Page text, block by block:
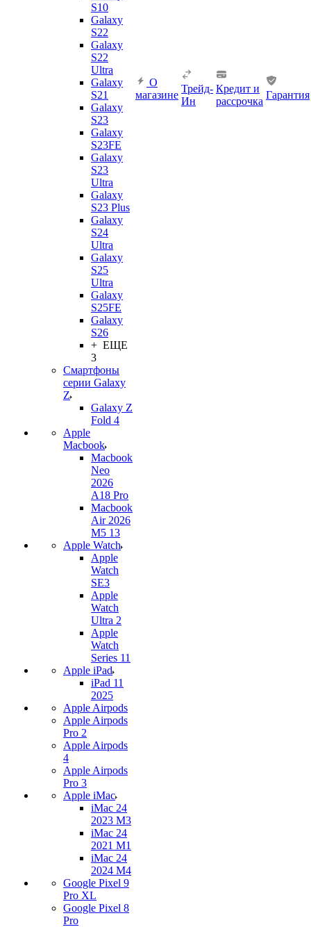
S10
Galaxy
S22
Galaxy
S22
Ultra
Galaxy
S21
Galaxy
S23
Galaxy
S23FE
Galaxy
S23
Ultra
Galaxy
S23 Plus
Galaxy
S24
Ultra
Galaxy
S25
Ultra
Galaxy
S25FE
Galaxy
S26
+ ЕЩЕ
3
Смартфоны
серии Galaxy
Z
Galaxy Z
Fold 4
Apple
Macbook
Macbook
Neo
2026
A18 Pro
Macbook
Air 2026
M5 13
Apple Watch
Apple
Watch
SE3
Apple
Watch
Ultra 2
Apple
Watch
Series 11
Apple iPad
iPad 11
2025
Apple Airpods
Apple Airpods
Pro 2
Apple Airpods
4
Apple Airpods
Pro 3
Apple iMac
iMac 24
2023 M3
iMac 24
2021 M1
iMac 24
2024 M4
Google Pixel 9
Pro XL
Google Pixel 8
Pro
О
магазине
Трейд-
Ин
Кредит и
рассрочка
Гарантия